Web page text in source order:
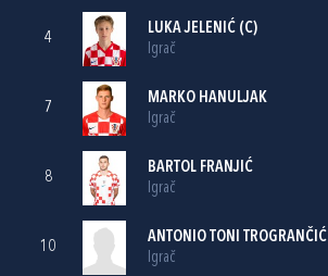
4
LUKA JELENIĆ (C)
Igrač
7
MARKO HANULJAK
Igrač
8
BARTOL FRANJIĆ
Igrač
10
ANTONIO TONI TROGRANČIĆ
Igrač